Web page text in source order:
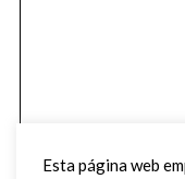
Esta página web